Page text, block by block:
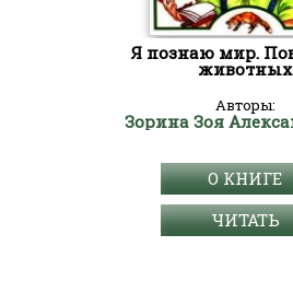
Я познаю мир.
животных
Авторы:
Зорина Зоя
О КНИГЕ
ЧИТАТЬ